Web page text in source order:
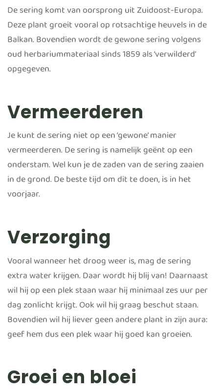
De sering komt van oorsprong uit Zuidoost-Europa.
Deze plant groeit vooral op rotsachtige heuvels in de
Balkan. Bovendien wordt de gewone sering volgens
oud herbariummateriaal sinds 1859 als ‘verwilderd’
opgegeven.
Vermeerderen
Je kunt de sering niet op een ‘gewone’ manier
vermeerderen. De sering is namelijk geënt op een
onderstam. Wel kun je de zaden van de sering zaaien
in de grond. De beste tijd om dit te doen, is in het
voorjaar.
Verzorging
Vooral wanneer het droog weer is, mag de sering
extra water krijgen. Daar wordt hij blij van! Daarnaast
wil hij op een plek staan waar hij minimaal zes uur per
dag zonlicht krijgt. Ook wil hij graag beschut staan.
Bovendien wil hij liever geen andere plant in zijn aura:
geef hem dus een plek waar hij goed kan groeien.
Groei en bloei